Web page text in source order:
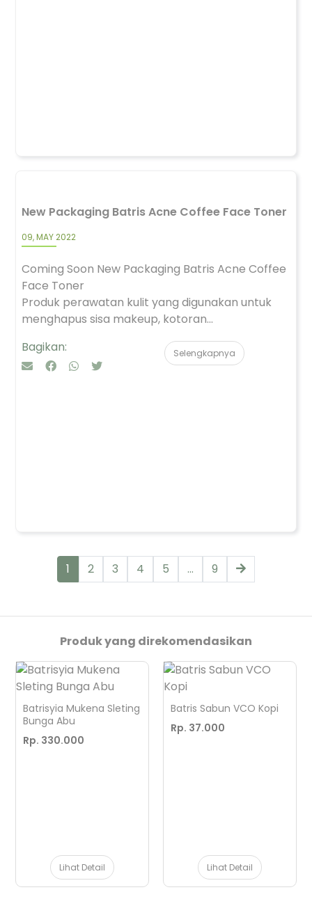
New Packaging Batris Acne Coffee Face Toner
09, MAY 2022
Coming Soon New Packaging Batris Acne Coffee
Face Toner
Produk perawatan kulit yang digunakan untuk
menghapus sisa makeup, kotoran...
Bagikan:
Selengkapnya
1 2 3 4 5 ... 9
Produk yang direkomendasikan
Batrisyia Mukena Sleting
Bunga Abu
Rp. 330.000
Lihat Detail
Batris Sabun VCO Kopi
Rp. 37.000
Lihat Detail